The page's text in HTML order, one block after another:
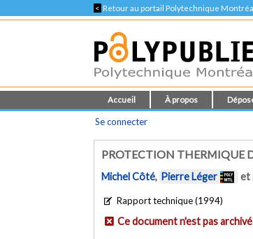
< Retour au portail Polytechnique
Accueil À propos
Se connecter
PROTECTION THERMIQUE
Michel Côté, Pierre Léger et
Rapport technique (1994)
Ce document n'est pas